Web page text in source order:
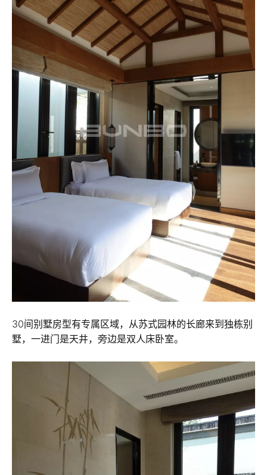
30间别墅房型有专属区域，从苏式园林的长廊来到独栋别
墅，一进门是天井，旁边是双人床卧室。